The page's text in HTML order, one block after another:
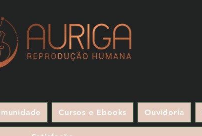
Cursos e Ebooks Ouvidoria